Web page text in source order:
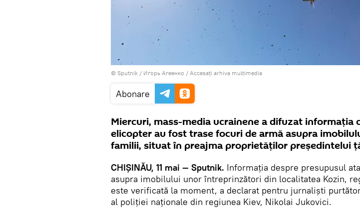
© Sputnik / Игорь Агеенко / Accesați arhiva multimedia
Abonare
Miercuri, mass-media ucrainene a difuzat informația
elicopter au fost trase focuri de armă asupra
familii, situat în preajma proprietăților președintelui
CHIȘINĂU, 11 mai — Sputnik. Informația despre presupusul
asupra imobilului unor întreprinzători din localitatea Kozin,
este verificată la moment, a declarat pentru jurnaliști
al poliției naționale din regiunea Kiev, Nikolai Jukovici.